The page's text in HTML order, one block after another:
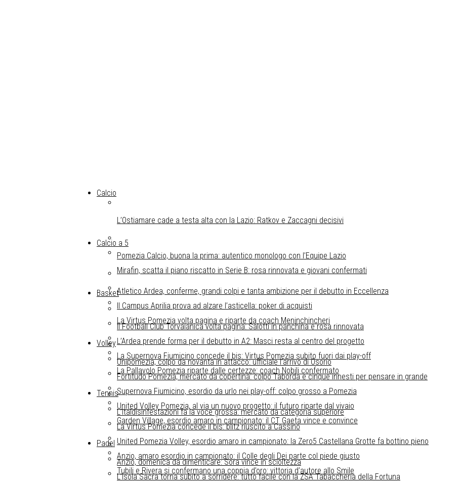
Calcio
L’Ostiamare cade a testa alta con la Lazio: Ratkov e Zaccagni decisivi
Pomezia Calcio, buona la prima: autentico monologo con l’Equipe Lazio
Atletico Ardea, conferme, grandi colpi e tanta ambizione per il debutto in Eccellenza
Il Football Club Torvaianica volta pagina: Salotti in panchina e rosa rinnovata
Unipomezia, colpo da novanta in attacco: ufficiale l’arrivo di Osorio
Calcio a 5
Mirafin, scatta il piano riscatto in Serie B: rosa rinnovata e giovani confermati
Il Campus Aprilia prova ad alzare l’asticella: poker di acquisti
L’Ardea prende forma per il debutto in A2: Masci resta al centro del progetto
Fortitudo Pomezia, mercato da copertina: colpo Taborda e cinque innesti per pensare in grande
L’Italdisinfestazioni fa la voce grossa: mercato da categoria superiore
Basket
La Virtus Pomezia volta pagina e riparte da coach Meninchincheri
La Supernova Fiumicino concede il bis: Virtus Pomezia subito fuori dai play-off
Supernova Fiumicino, esordio da urlo nei play-off: colpo grosso a Pomezia
La Virtus Pomezia concede il bis: blitz riuscito a Cassino
Anzio, domenica da dimenticare: Sora vince in scioltezza
Volley
La Pallavolo Pomezia riparte dalle certezze: coach Nobili confermato
United Volley Pomezia, al via un nuovo progetto: il futuro riparte dal vivaio
United Pomezia Volley, esordio amaro in campionato: la Zero5 Castellana Grotte fa bottino pieno
L’Isola Sacra torna subito a sorridere: tutto facile con la ZSA Tabaccheria della Fortuna
Tennis
Garden Village, esordio amaro in campionato: il CT Gaeta vince e convince
Anzio, amaro esordio in campionato: il Colle degli Dei parte col piede giusto
Padel
Tubili e Rivera si confermano una coppia d’oro: vittoria d’autore allo Smile